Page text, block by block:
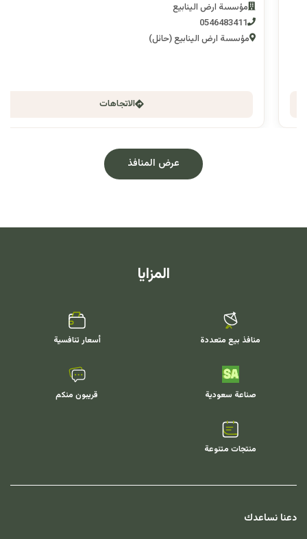
مؤسسة ارض الينابيع
0546483411
مؤسسة ارض الينابيع (حائل)
الاتجاهات
عرض المنافذ
المزايا
منافذ بيع متعددة أسعار تنافسية
صناعة سعودية قريبون منكم
منتجات متنوعة
دعنا نساعدك